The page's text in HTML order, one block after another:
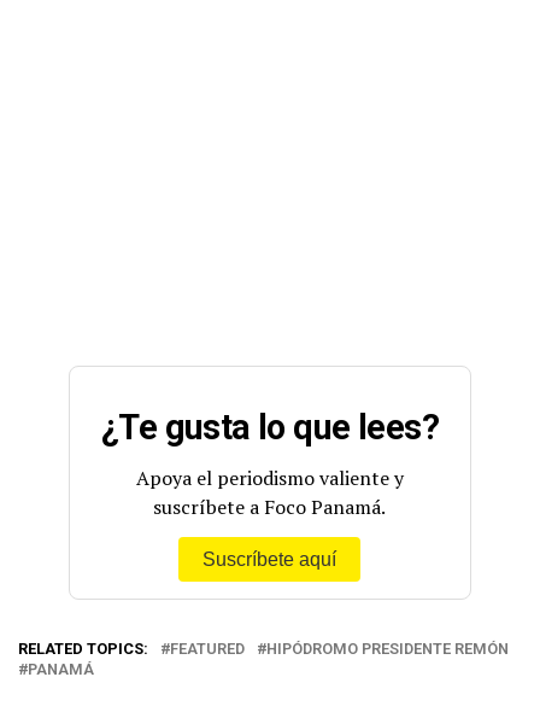
¿Te gusta lo que lees?
Apoya el periodismo valiente y
suscríbete a Foco Panamá.
Suscríbete aquí
RELATED TOPICS: FEATURED
HIPÓDROMO PRESIDENTE REMÓN
PANAMÁ